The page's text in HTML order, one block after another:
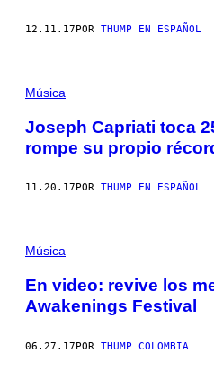
12.11.17POR THUMP EN ESPAÑOL
Música
Joseph Capriati toca
rompe su propio
11.20.17 POR THUMP EN ESPAÑOL
Música
En video: revive los
Awakenings Festival
06.27.17POR THUMP COLOMBIA